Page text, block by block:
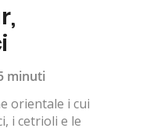
minuti
orientale i cui
i cetrioli e le